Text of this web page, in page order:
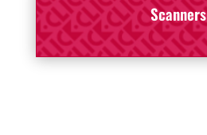
Scanners